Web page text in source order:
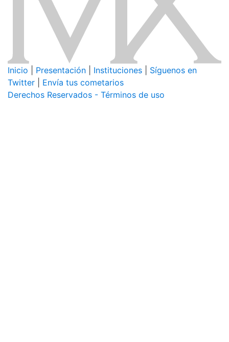
Inicio Presentación Instituciones
Síguenos en
Twitter
Envía tus cometarios
Derechos Reservados - Términos de uso